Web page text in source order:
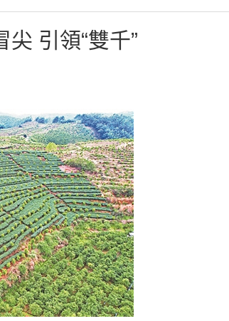
引領“雙千”